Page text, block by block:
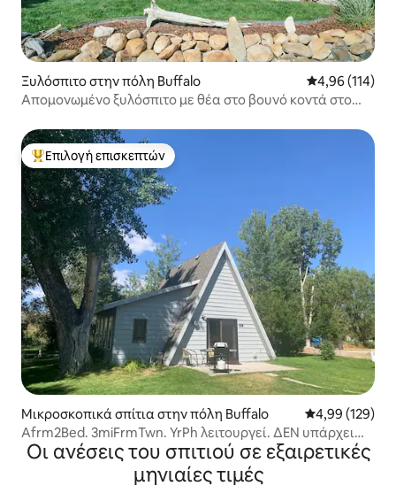
Ξυλόσπιτο στην πόλη Buffalo Μέση
4,96 (114)
Απομονωμένο ξυλόσπιτο με θέα στο βουνό κοντά στο
Κορυφαία επιλογή επισκεπτών
Επιλογή επισκεπτών
Μικροσκοπικά σπίτια στην πόλη Buffalo Μέση
4,99 (129)
Afrm2Bed. 3miFrmTwn. YrPh λειτουργεί. ΔΕΝ υπάρχει
Wi-Fi για συσκευές
Οι ανέσεις του σπιτιού σε εξαιρετικές
μηνιαίες τιμές